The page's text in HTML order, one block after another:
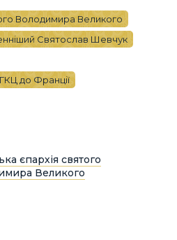
Володимира Великого
Святослав Шевчук
до Франції
єпархія святого
Великого